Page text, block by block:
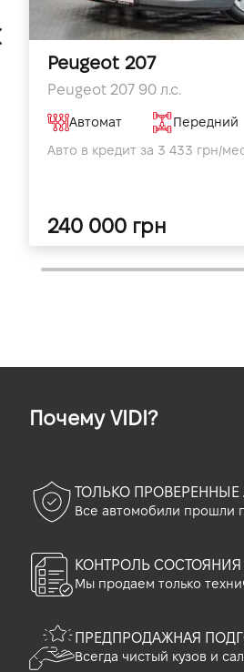
Peugeot 207
Peugeot 207 90 л.с.
Автомат Передний
Авто в кредит за 3 433 грн/
240 000 грн
Почему VIDI?
ТОЛЬКО
Все автомобили прошли
КОНТРОЛЬ
Мы продаем только
ПРЕДПРОДАЖНАЯ
Всегда чистый кузов и